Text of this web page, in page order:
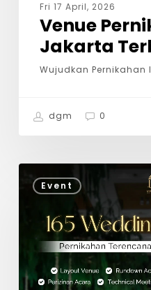
Fri 17 April, 2026
Venue
Jakarta
Wujudkan Pernikahan
dgm 0
Event